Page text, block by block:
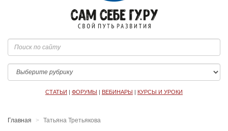
СТАТЬИ | ФОРУМЫ | ВЕБИНАРЫ | КУРСЫ И УРОКИ
Главная Татьяна Третьякова